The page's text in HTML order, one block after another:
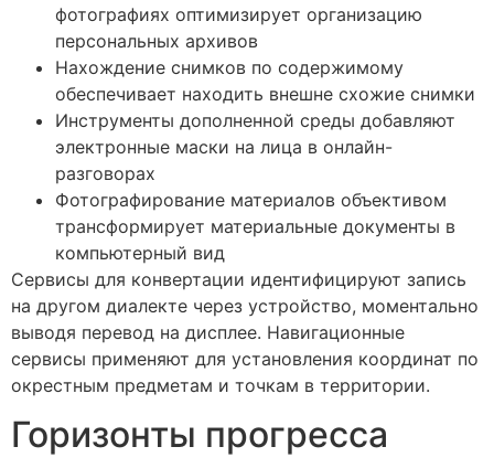
фотографиях оптимизирует организацию
персональных архивов
Нахождение снимков по содержимому
обеспечивает находить внешне схожие снимки
Инструменты дополненной среды добавляют
электронные маски на лица в онлайн-
разговорах
Фотографирование материалов объективом
трансформирует материальные документы в
компьютерный вид
Сервисы для конвертации идентифицируют запись
на другом диалекте через устройство, моментально
выводя перевод на дисплее. Навигационные
сервисы применяют для установления координат по
окрестным предметам и точкам в территории.
Горизонты прогресса